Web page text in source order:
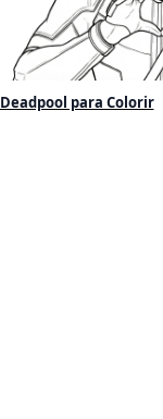
Deadpool para Colorir